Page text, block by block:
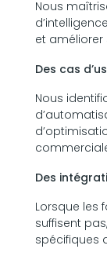
Nous
et améliorer
Des cas
Nous
Des
Lorsque les
suffisent
spécifiques